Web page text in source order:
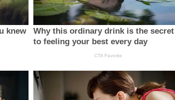
knew
Why this ordinary drink is the secret
to feeling your best every day
CTA Favorite